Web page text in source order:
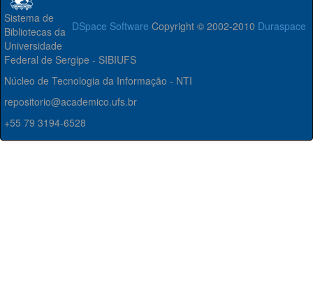
DSpace Software Copyright © 2002-2010 Duraspace
Sistema de
Bibliotecas da
Universidade
Federal de Sergipe - SIBIUFS
Núcleo de Tecnologia da Informação - NTI
repositorio@academico.ufs.br
+55 79 3194-6528